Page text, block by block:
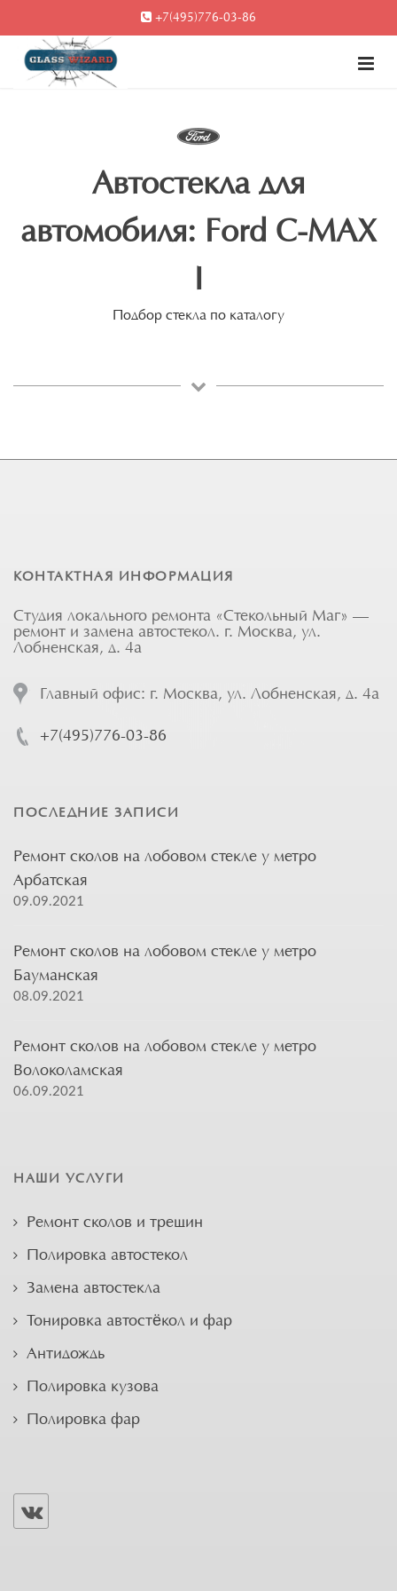
+7(495)776-03-86
Автостекла для
автомобиля: Ford C-MAX
I
Подбор стекла по каталогу
КОНТАКТНАЯ ИНФОРМАЦИЯ
Студия локального ремонта «Стекольный Маг» —
ремонт и замена автостекол. г. Москва, ул.
Лобненская, д. 4а
Главный офис: г. Москва, ул. Лобненская, д. 4а
+7(495)776-03-86
ПОСЛЕДНИЕ ЗАПИСИ
Ремонт сколов на лобовом стекле у метро
Арбатская
09.09.2021
Ремонт сколов на лобовом стекле у метро
Бауманская
08.09.2021
Ремонт сколов на лобовом стекле у метро
Волоколамская
06.09.2021
НАШИ УСЛУГИ
Ремонт сколов и трещин
Полировка автостекол
Замена автостекла
Тонировка автостёкол и фар
Антидождь
Полировка кузова
Полировка фар